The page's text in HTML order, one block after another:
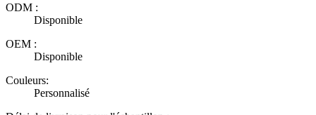
ODM :
Disponible
OEM :
Disponible
Couleurs:
Personnalisé